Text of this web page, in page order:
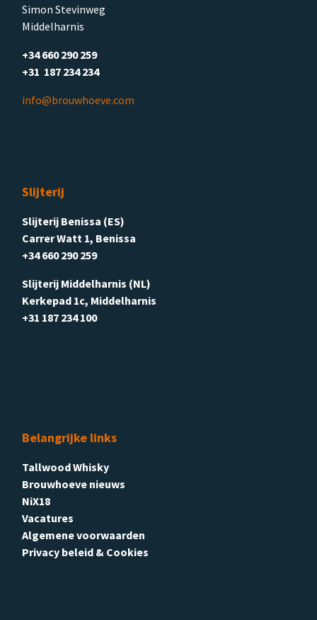
Simon Stevinweg
Middelharnis
+34 660 290 259
+31 187 234 234
info@brouwhoeve.com
Slijterij
Slijterij Benissa (ES)
Carrer Watt 1, Benissa
+34 660 290 259
Slijterij Middelharnis (NL)
Kerkepad 1c, Middelharnis
+31 187 234 100
Belangrijke links
Tallwood Whisky
Brouwhoeve nieuws
NiX18
Vacatures
Algemene voorwaarden
Privacy beleid & Cookies